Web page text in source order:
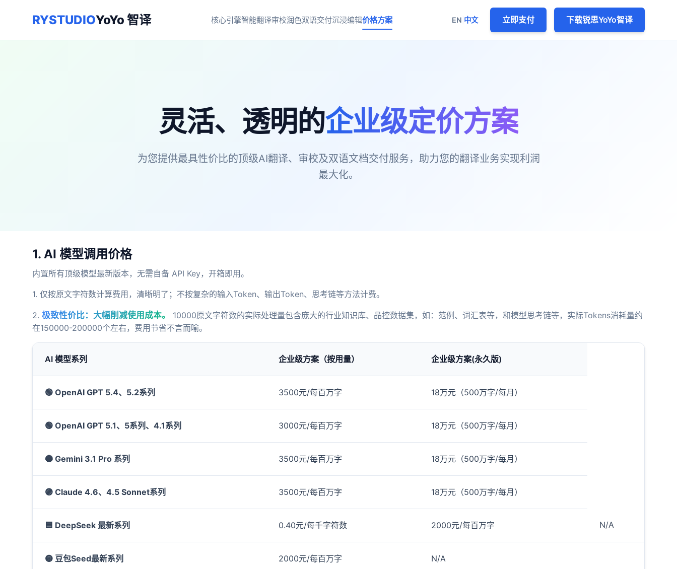
RYSTUDIOYoYo 智译 核心引擎智能翻译审校润色双语交付沉浸编辑价格方案 EN 中文 立即支付 下载锐思YoYo智译
灵活、透明的企业级定价方案
为您提供最具性价比的顶级AI翻译、审校及双语文档交付服务，助力您的翻译业务实现利润
最大化。
1. AI 模型调用价格
内置所有顶级模型最新版本，无需自备 API Key，开箱即用。
1. 仅按原文字符数计算费用，清晰明了；不按复杂的输入Token、输出Token、思考链等方法计费。
2. 极致性价比：大幅削减使用成本。
10000原文字符数的实际处理量包含庞大的行业知识库、品控数据集，如：范例、词汇表等，和模型思考链等，实际Tokens消耗量约
在150000-200000个左右，费用节省不言而喻。
AI 模型系列 企业级方案（按用量） 企业级方案(永久版)
🟢 OpenAI GPT 5.4、5.2系列 3500元/每百万字 18万元（500万字/每月）
🟢 OpenAI GPT 5.1、5系列、4.1系列 3000元/每百万字 18万元（500万字/每月）
🔵 Gemini 3.1 Pro 系列 3500元/每百万字 18万元（500万字/每月）
🟣 Claude 4.6、4.5 Sonnet系列 3500元/每百万字 18万元（500万字/每月）
🟦 DeepSeek 最新系列 0.40元/每千字符数 2000元/每百万字 N/A
🟡 豆包Seed最新系列 2000元/每百万字 N/A